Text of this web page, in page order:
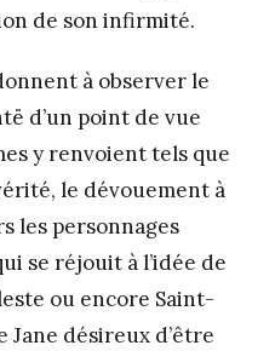
de son infirmité.
à observer le
d’un point de vue
y renvoient tels que
le dévouement à
les personnages
se réjouit à l’idée de
ou encore Saint-
Jane désireux d’être